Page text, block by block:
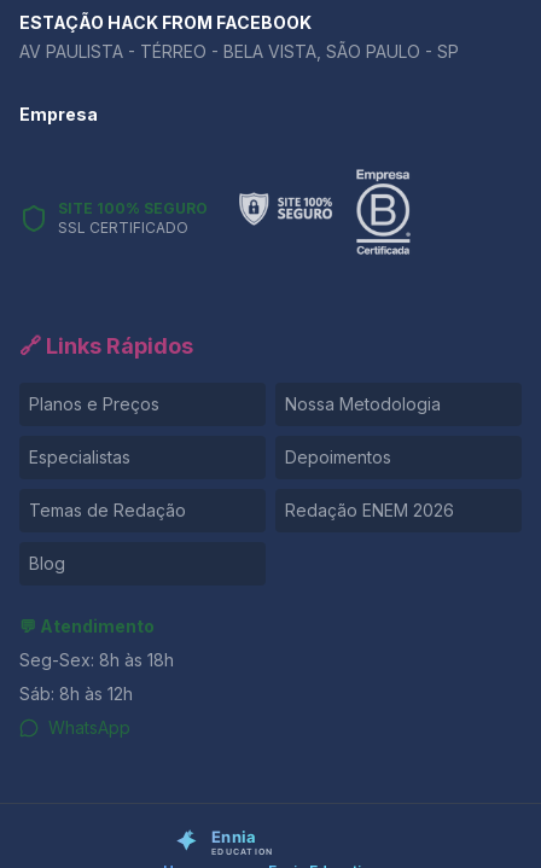
ESTAÇÃO HACK FROM FACEBOOK
AV PAULISTA - TÉRREO - BELA VISTA, SÃO PAULO - SP
Empresa
SITE 100% SEGURO
SSL CERTIFICADO
🔗 Links Rápidos
Planos e Preços Nossa Metodologia
Especialistas Depoimentos
Temas de Redação Redação ENEM 2026
Blog
💬 Atendimento
Seg-Sex: 8h às 18h
Sáb: 8h às 12h
WhatsApp